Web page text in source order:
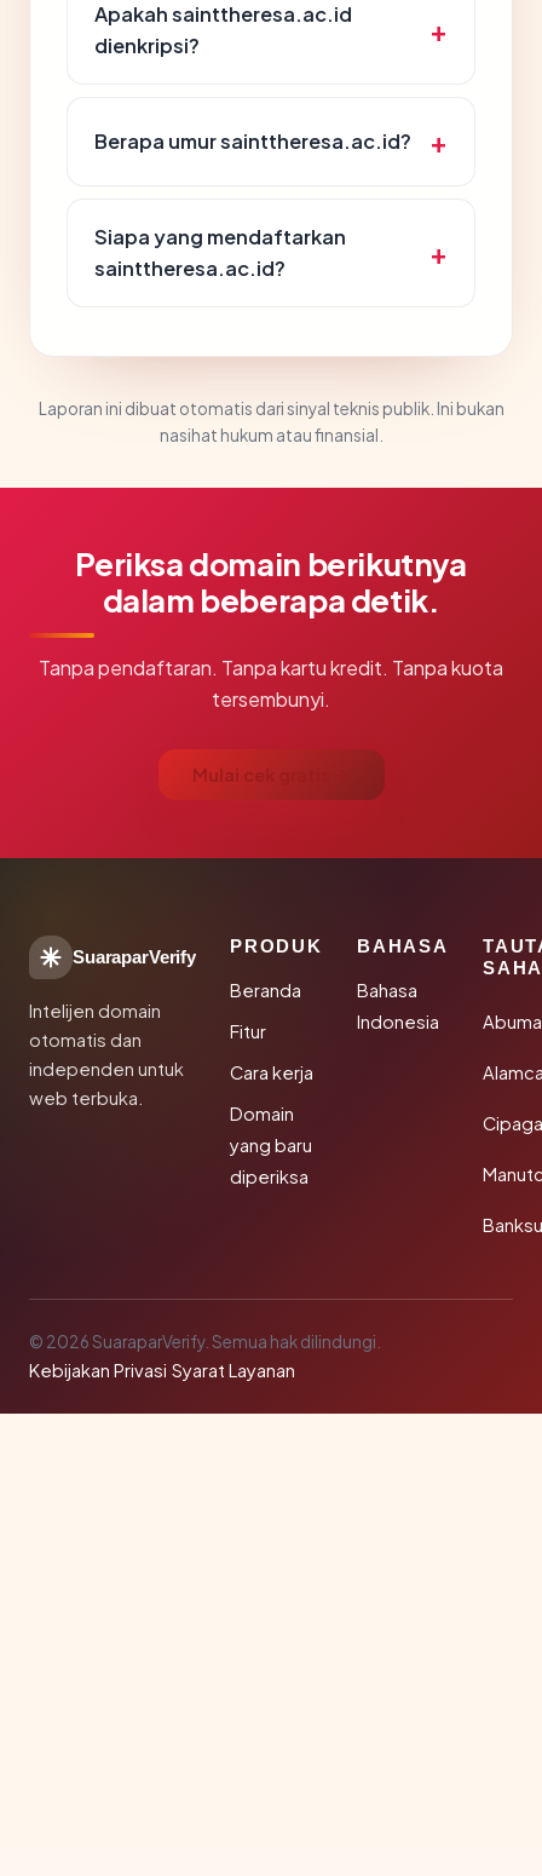
Apakah sainttheresa.ac.id
dienkripsi?
Berapa umur sainttheresa.ac.id?
Siapa yang mendaftarkan
sainttheresa.ac.id?
Laporan ini dibuat otomatis dari sinyal teknis publik. Ini bukan
nasihat hukum atau finansial.
Periksa domain berikutnya
dalam beberapa detik.
Tanpa pendaftaran. Tanpa kartu kredit. Tanpa kuota
tersembunyi.
Mulai cek gratis →
SuaraparVerify
Intelijen domain
otomatis dan
independen untuk
web terbuka.
PRODUK
Beranda
Fitur
Cara kerja
Domain
yang baru
diperiksa
BAHASA
Bahasa
Indonesia
© 2026 SuaraparVerify. Semua hak dilindungi.
Kebijakan Privasi·Syarat Layanan